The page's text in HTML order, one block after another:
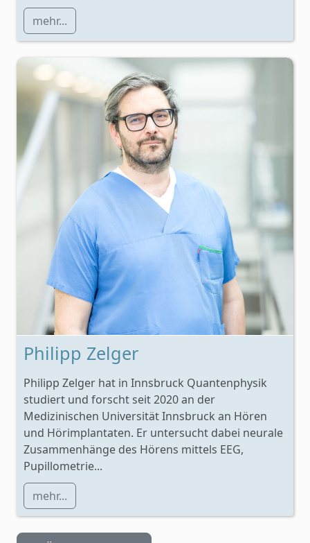
mehr...
Philipp Zelger
Philipp Zelger hat in Innsbruck Quantenphysik
studiert und forscht seit 2020 an der
Medizinischen Universität Innsbruck an Hören
und Hörimplantaten. Er untersucht dabei neurale
Zusammenhänge des Hörens mittels EEG,
Pupillometrie...
mehr...